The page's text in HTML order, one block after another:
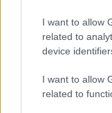
I want to allow
related to
device
I want to allow
related to